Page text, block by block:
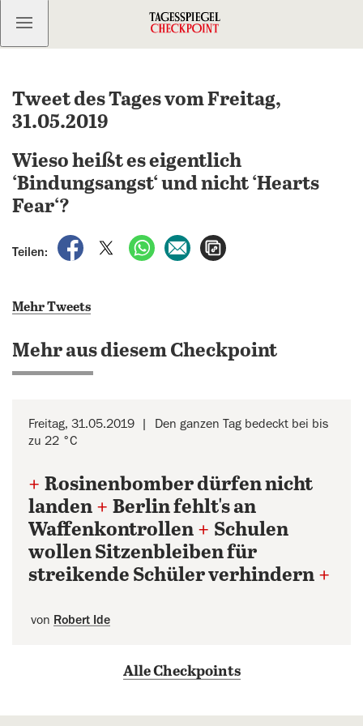
Kostenlos anmelden
Tweet des Tages vom Freitag,
31.05.2019
Wieso heißt es eigentlich
‘Bindungsangst‘ und nicht ‘Hearts
Fear‘?
Teilen:
auf Facebook teilen
auf X teilenper WhatsApp teilen
per E-Mail teilen
Mehr Tweets
Mehr aus diesem Checkpoint
Freitag, 31.05.2019
Den ganzen Tag bedeckt bei bis
zu 22 °C
+ Rosinenbomber dürfen nicht
landen + Berlin fehlt's an
Waffenkontrollen + Schulen
wollen Sitzenbleiben für
streikende Schüler verhindern +
von Robert Ide
Alle Checkpoints